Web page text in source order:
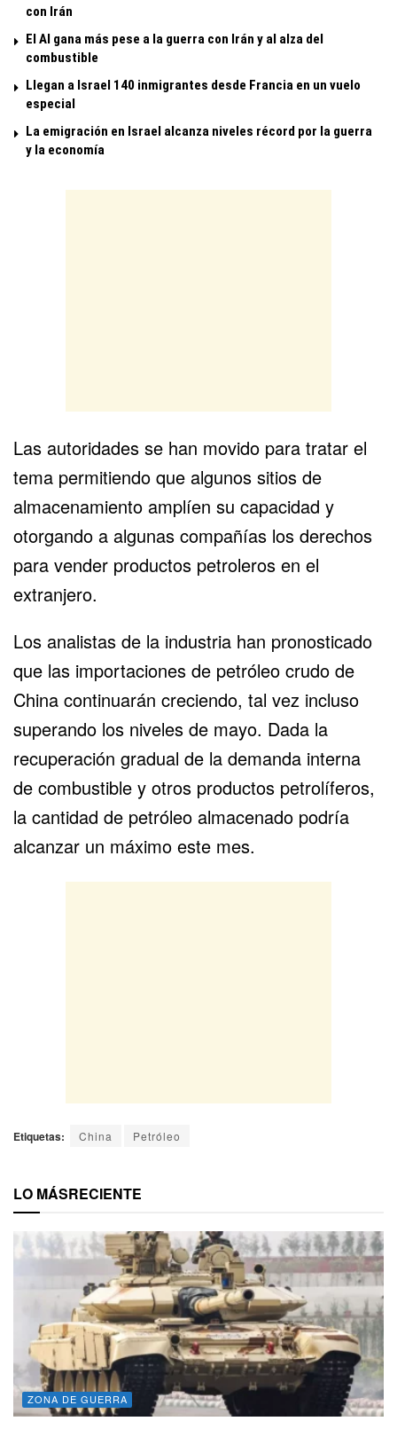
con Irán
El Al gana más pese a la guerra con Irán y al alza del
combustible
Llegan a Israel 140 inmigrantes desde Francia en un vuelo
especial
La emigración en Israel alcanza niveles récord por la guerra
y la economía
Las autoridades se han movido para tratar el
tema permitiendo que algunos sitios de
almacenamiento amplíen su capacidad y
otorgando a algunas compañías los derechos
para vender productos petroleros en el
extranjero.
Los analistas de la industria han pronosticado
que las importaciones de petróleo crudo de
China continuarán creciendo, tal vez incluso
superando los niveles de mayo. Dada la
recuperación gradual de la demanda interna
de combustible y otros productos petrolíferos,
la cantidad de petróleo almacenado podría
alcanzar un máximo este mes.
Etiquetas: China Petróleo
LO MÁSRECIENTE
ZONA DE GUERRA